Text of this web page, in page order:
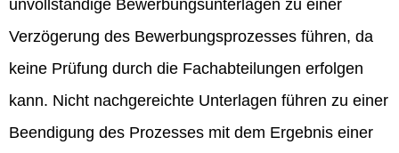
unvollständige Bewerbungsunterlagen zu einer
Verzögerung des Bewerbungsprozesses führen, da
keine Prüfung durch die Fachabteilungen erfolgen
kann. Nicht nachgereichte Unterlagen führen zu einer
Beendigung des Prozesses mit dem Ergebnis einer